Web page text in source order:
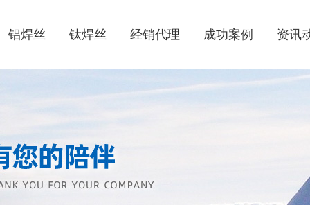
铝焊丝 钛焊丝 经销代理 成功案例 资讯